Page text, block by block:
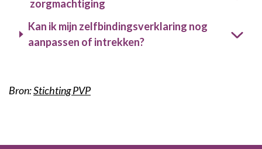
zorgmachtiging
Kan ik mijn zelfbindingsverklaring nog
aanpassen of intrekken?
Bron:Stichting PVP